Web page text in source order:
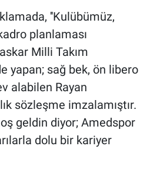
''Kulübümüz,
planlaması
Milli Takım
yapan; sağ bek, ön libero
alabilen Rayan
sözleşme imzalamıştır.
geldin diyor; Amedspor
dolu bir kariyer